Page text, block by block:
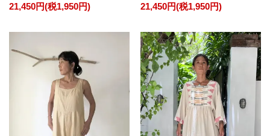
21,450円(税1,950円) 21,450円(税1,950円)